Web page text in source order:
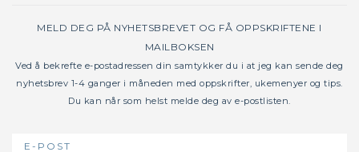
MELD DEG PÅ NYHETSBREVET OG FÅ OPPSKRIFTENE I
MAILBOKSEN
Ved å bekrefte e-postadressen din samtykker du i at jeg kan sende deg
nyhetsbrev 1-4 ganger i måneden med oppskrifter, ukemenyer og tips.
Du kan når som helst melde deg av e-postlisten.